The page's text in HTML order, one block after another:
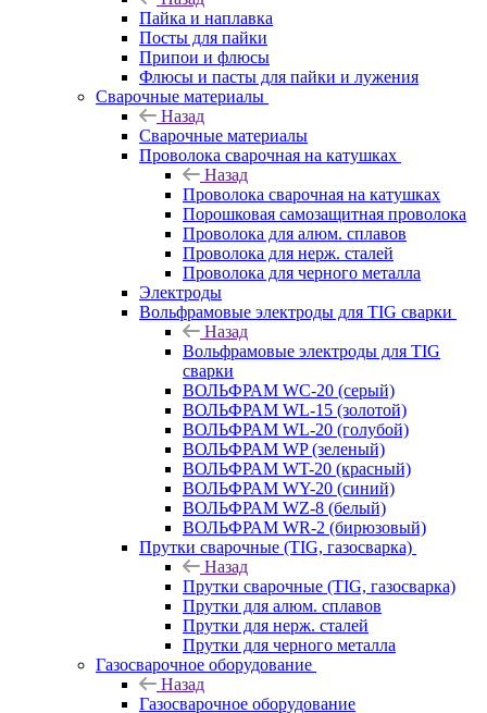
Пайка и наплавка
Посты для пайки
Припои и флюсы
Флюсы и пасты для пайки и лужения
Сварочные материалы
Назад
Сварочные материалы
Проволока сварочная на катушках
Назад
Проволока сварочная на катушках
Порошковая самозащитная проволока
Проволока для алюм. сплавов
Проволока для нерж. сталей
Проволока для черного металла
Электроды
Вольфрамовые электроды для TIG сварки
Назад
Вольфрамовые электроды для TIG
сварки
ВОЛЬФРАМ WC-20 (серый)
ВОЛЬФРАМ WL-15 (золотой)
ВОЛЬФРАМ WL-20 (голубой)
ВОЛЬФРАМ WP (зеленый)
ВОЛЬФРАМ WT-20 (красный)
ВОЛЬФРАМ WY-20 (синий)
ВОЛЬФРАМ WZ-8 (белый)
ВОЛЬФРАМ WR-2 (бирюзовый)
Прутки сварочные (TIG, газосварка)
Назад
Прутки сварочные (TIG, газосварка)
Прутки для алюм. сплавов
Прутки для нерж. сталей
Прутки для черного металла
Газосварочное оборудование
Назад
Газосварочное оборудование